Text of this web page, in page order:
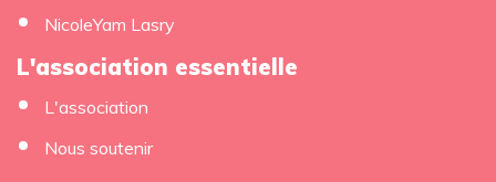
NicoleYam Lasry
L'association essentielle
L'association
Nous soutenir